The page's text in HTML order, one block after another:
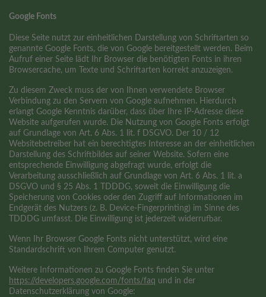
Google Fonts
Diese Seite nutzt zur einheitlichen Darstellung von Schriftarten so
genannte Google Fonts, die von Google bereitgestellt werden. Beim
Aufruf einer Seite lädt Ihr Browser die benötigten Fonts in ihren
Browsercache, um Texte und Schriftarten korrekt anzuzeigen.
Zu diesem Zweck muss der von Ihnen verwendete Browser
Verbindung zu den Servern von Google aufnehmen. Hierdurch
erlangt Google Kenntnis darüber, dass über Ihre IP-Adresse diese
Website aufgerufen wurde. Die Nutzung von Google Fonts erfolgt
auf Grundlage von Art. 6 Abs. 1 lit. f DSGVO. Der 10 / 12
Websitebetreiber hat ein berechtigtes Interesse an der einheitlichen
Darstellung des Schriftbildes auf seiner Website. Sofern eine
entsprechende Einwilligung abgefragt wurde, erfolgt die
Verarbeitung ausschließlich auf Grundlage von Art. 6 Abs. 1 lit. a
DSGVO und § 25 Abs. 1 TDDDG, soweit die Einwilligung die
Speicherung von Cookies oder den Zugriff auf Informationen im
Endgerät des Nutzers (z. B. Device-Fingerprinting) im Sinne des
TDDDG umfasst. Die Einwilligung ist jederzeit widerrufbar.
Wenn Ihr Browser Google Fonts nicht unterstützt, wird eine
Standardschrift von Ihrem Computer genutzt.
Weitere Informationen zu Google Fonts finden Sie unter
https://developers.google.com/fonts/faq und in der
Datenschutzerklärung von Google: